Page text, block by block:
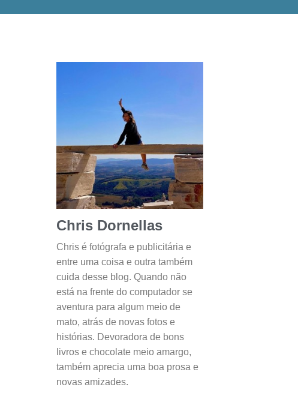
Chris Dornellas
Chris é fotógrafa e publicitária e
entre uma coisa e outra também
cuida desse blog. Quando não
está na frente do computador se
aventura para algum meio de
mato, atrás de novas fotos e
histórias. Devoradora de bons
livros e chocolate meio amargo,
também aprecia uma boa prosa e
novas amizades.